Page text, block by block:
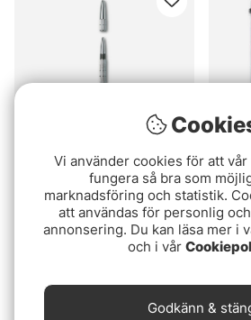
C&F 3-in-1 Half Hitcher
(CFT-90)
299 kr
C&F
229
Vi använder cookies för att
fungera så bra som
marknadsföring och statistik.
att användas för personlig
annonsering. Du kan läsa mer i
och i vår
Godkänn &